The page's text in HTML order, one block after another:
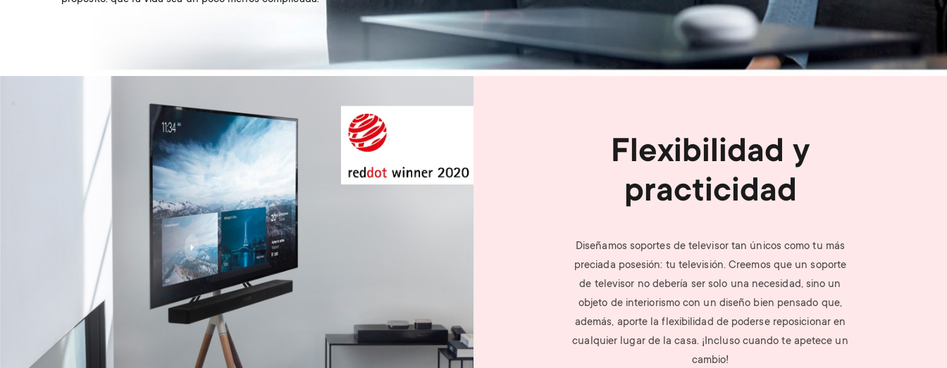
u
u
Flexibilidad y
practicidad
Diseñamos soportes de televisor tan únicos como tu más
preciada posesión: tu televisión. Creemos que un soporte
de televisor no debería ser solo una necesidad, sino un
objeto de interiorismo con un diseño bien pensado que,
además, aporte la flexibilidad de poderse reposicionar en
cualquier lugar de la casa. ¡Incluso cuando te apetece un
cambio!